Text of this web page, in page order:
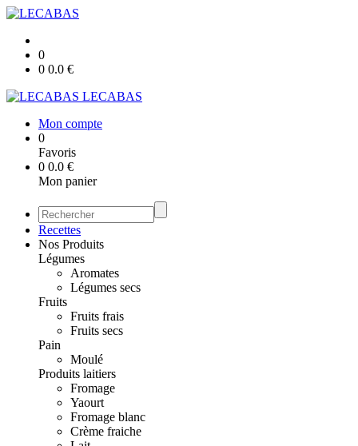
0
0 0.0 €
LECABAS
Mon compte
0
Favoris
0 0.0 €
Mon panier
Recettes
Nos Produits
Légumes
Aromates
Légumes secs
Fruits
Fruits frais
Fruits secs
Pain
Moulé
Produits laitiers
Fromage
Yaourt
Fromage blanc
Crème fraiche